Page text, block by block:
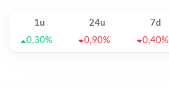
1u 24u 7d
0,30%
0,90% 0,40%